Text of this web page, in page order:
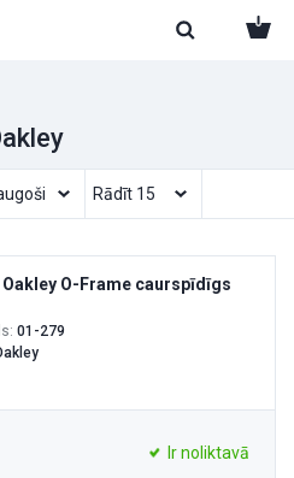
Oakley O-Frame caurspīdīgs
01-279
Ir noliktavā